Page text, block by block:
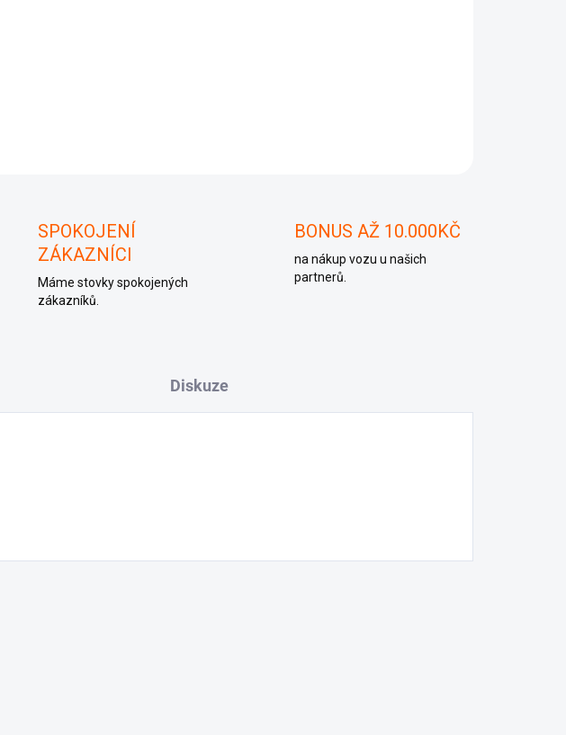
SPOKOJENÍ
ZÁKAZNÍCI
Máme stovky spokojených
zákazníků.
BONUS AŽ 10.000KČ
na nákup vozu u našich
partnerů.
Diskuze